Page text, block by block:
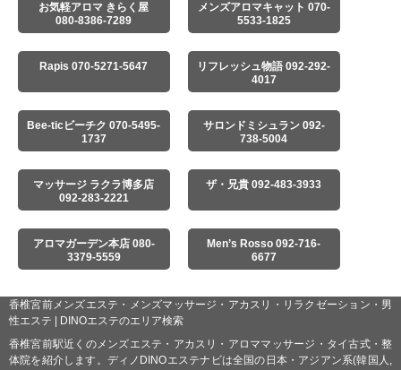
お気軽アロマ きらく屋
080-8386-7289
メンズアロマキャット 070-
5533-1825
Rapis 070-5271-5647
リフレッシュ物語 092-292-
4017
Bee-ticビーチク 070-5495-
1737
サロンドミシュラン 092-
738-5004
マッサージ ラクラ博多店
092-283-2221
ザ・兄貴 092-483-3933
アロマガーデン本店 080-
3379-5559
Men’s Rosso 092-716-
6677
香椎宮前メンズエステ・メンズマッサージ・アカスリ・リラクゼーション・男
性エステ | DINOエステのエリア検索
香椎宮前駅近くのメンズエステ・アカスリ・アロママッサージ・タイ古式・整
体院を紹介します。ディノDINOエステナビは全国の日本・アジアン系(韓国人,